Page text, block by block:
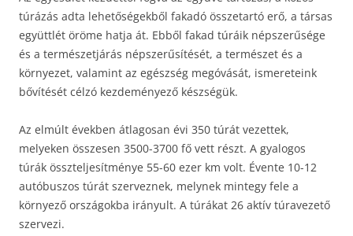
túrázás adta lehetőségekből fakadó összetartó erő, a társas
együttlét öröme hatja át. Ebből fakad túráik népszerűsége
és a természetjárás népszerűsítését, a természet és a
környezet, valamint az egészség megóvását, ismereteink
bővítését célzó kezdeményező készségük.
Az elmúlt években átlagosan évi 350 túrát vezettek,
melyeken összesen 3500-3700 fő vett részt. A gyalogos
túrák összteljesítménye 55-60 ezer km volt. Évente 10-12
autóbuszos túrát szerveznek, melynek mintegy fele a
környező országokba irányult. A túrákat 26 aktív túravezető
szervezi.